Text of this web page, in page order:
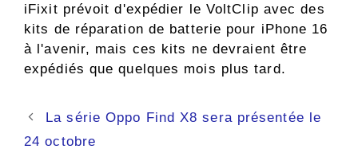
iFixit prévoit d'expédier le VoltClip avec des
kits de réparation de batterie pour iPhone 16
à l'avenir, mais ces kits ne devraient être
expédiés que quelques mois plus tard.
Navigation
des
La série Oppo Find X8 sera présentée le
24 octobre